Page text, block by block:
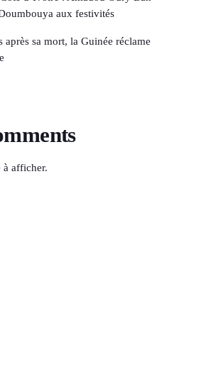
aux festivités
sa mort, la Guinée réclame
à afficher.